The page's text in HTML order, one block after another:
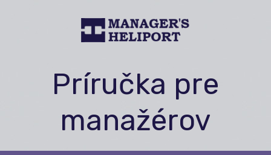
Príručka pre
manažérov